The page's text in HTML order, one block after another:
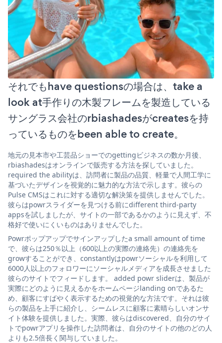
それでもhave questionsの場合は、take a
look at手作りの木製フレームを製造している
サングラス会社のrbiashadesがcreatesを持
っているものをbeen able to create。
地元の見本市や工芸品ショーでのgettingビジネスの数か月後、
rbiashadesはオンラインで販売する方法を探していました。
required the abilityは、訪問者に製品の品質、軽量で人間工学に
基づいたデザインを視覚的に魅力的な方法で示します。彼らの
Pulse CMSはこれに対する適切な解決策を提供しませんでした。
彼らはpowrスライダーを見つける前にdifferent third-party
appsを試しましたが、サイトの一部であるかのように見えず、不
格好で使いにくいものはありませんでした。
Powrポップアップでサインアップしたa small amount of time
で、彼らは250％以上（600以上の実際の連絡先）の連絡先を
growすることができ、constantlyはpowrソーシャルを利用して
6000人以上のフォロワーにソーシャルメディアを成長させました
彼らのサイトでフィードします。 added powr sliderは、製品が
実際にどのように見えるかをホームページlanding onであるた
め、顧客にすばやく表示するための視覚的な方法です。それは彼
らの製品を上手に紹介し、シームレスに顧客に素晴らしいオンサ
イト体験を提供しました。実際、彼らはdiscovered、自分のサイ
トでpowrアプリを操作した訪問者は、自分のサイトの他のどの人
よりも2.5倍長く関与していました。